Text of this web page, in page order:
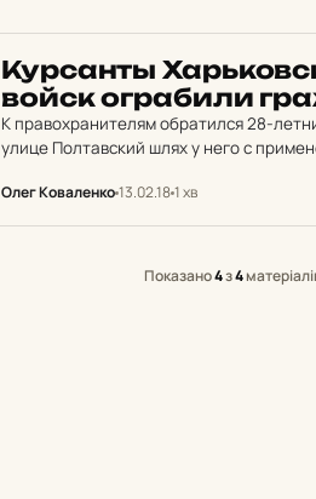
Кур­санты
войск ог­ра­би­ли
К правохранителям обратился 28-
улице Полтавский шлях у него с
Олег Коваленко13.02.181 хв
Показано4з4